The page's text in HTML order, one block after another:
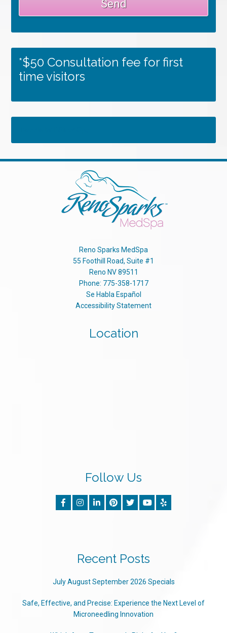
*$50 Consultation fee for first
time visitors
Reno Sparks MedSpa
55 Foothill Road, Suite #1
Reno NV 89511
Phone: 775-358-1717
Se Habla Español
Accessibility Statement
Location
Follow Us
Recent Posts
July August September 2026 Specials
Safe, Effective, and Precise: Experience the Next Level of
Microneedling Innovation